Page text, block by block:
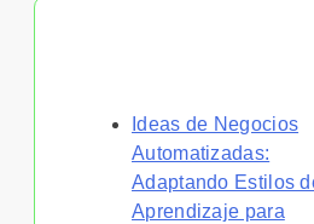
Ideas de Negocios
Automatizadas:
Adaptando Estilos
Aprendizaje para